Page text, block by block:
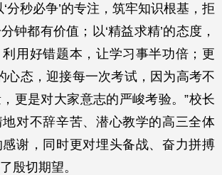
‘分秒必争’的专注，筑牢知识根基，拒
钟都有价值；以‘精益求精’的态度，
用好错题本，让学习事半功倍；更
心态，迎接每一次考试，因为高考不
更是对大家意志的严峻考验。”校长
对不辞辛苦、潜心教学的高三全体
谢，同时更对埋头备战、奋力拼搏
殷切期望。